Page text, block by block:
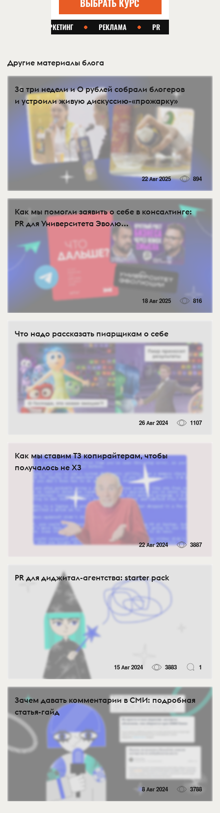
Другие материалы блога
За три недели и 0 рублей собрали блогеров
и устроили живую дискуссию-«прожарку»
22 Авг 2025 894
Как мы помогли заявить о себе в консалтинге:
PR для Университета Эволю...
18 Авг 2025 816
Что надо рассказать пиарщикам о себе
26 Авг 2024 1107
Как мы ставим ТЗ копирайтерам, чтобы
получалось не ХЗ
22 Авг 2024 3887
PR для диджитал-агентства: starter pack
15 Авг 2024 3883 1
Зачем давать комментарии в СМИ: подробная
статья-гайд
8 Авг 2024 3788